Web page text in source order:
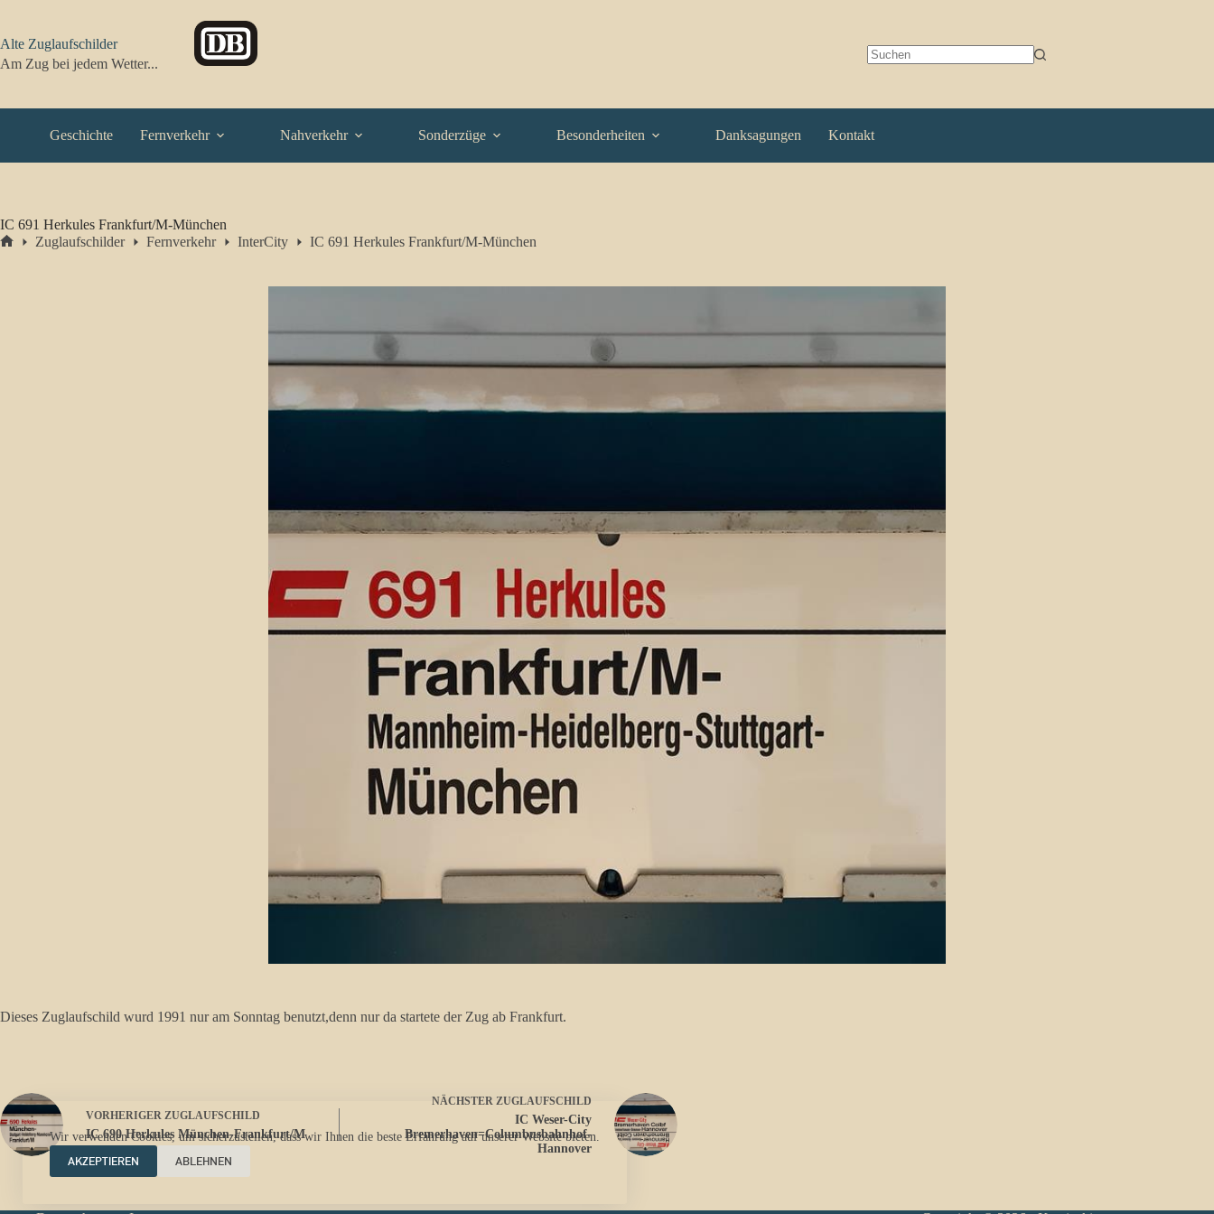
springen
Wir verwenden Cookies, um sicherzustellen, dass wir Ihnen die beste Erfahrung auf unserer Website bieten.
AKZEPTIEREN
ABLEHNEN
Alte Zuglaufschilder
Am Zug bei jedem Wetter...
Geschichte Fernverkehr Nahverkehr Sonderzüge Besonderheiten Danksagungen Kontakt
IC 691 Herkules Frankfurt/M-München
Zuglaufschilder Fernverkehr InterCity IC 691 Herkules Frankfurt/M-München
Dieses Zuglaufschild wurd 1991 nur am Sonntag benutzt,denn nur da startete der Zug ab Frankfurt.
VORHERIGER ZUGLAUFSCHILD
IC 690 Herkules München-Frankfurt/M
NÄCHSTER ZUGLAUFSCHILD
IC Weser-City
Bremerhaven=Columbusbahnhof-
Hannover